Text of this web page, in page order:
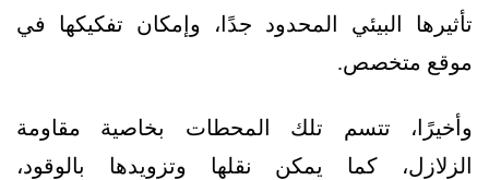
تأثيرها البيئي المحدود جدًا، وإمكان تفكيكها في
موقع متخصص.
وأخيرًا، تتسم تلك المحطات بخاصية مقاومة
الزلازل، كما يمكن نقلها وتزويدها بالوقود،